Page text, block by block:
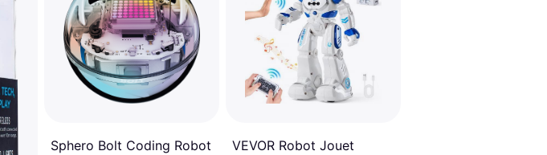
Sphero Bolt Coding Robot
VEVOR Robot Jouet